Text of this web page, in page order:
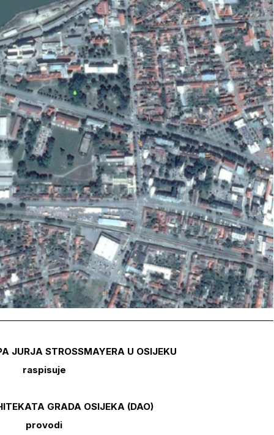
JURJA STROSSMAYERA U OSIJEKU
raspisuje
GRADA OSIJEKA (DAO)
provodi